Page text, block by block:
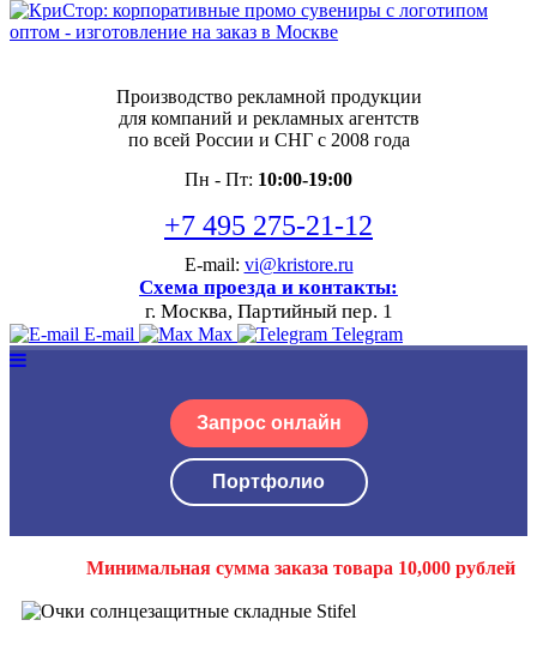
Производство рекламной продукции
для компаний и рекламных агентств
по всей России и СНГ с 2008 года
Пн - Пт: 10:00-19:00
+7 495 275-21-12
E-mail: vi@kristore.ru
Схема проезда и контакты:
г. Москва, Партийный пер. 1
E-mail Max Telegram
Запрос онлайн
Портфолио
Минимальная сумма заказа товара 10,000 рублей